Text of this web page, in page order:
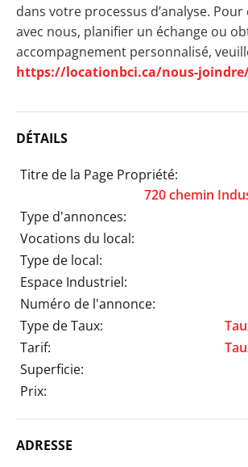
dans votre processus d’analyse.
avec nous, planifier un échange ou
accompagnement personnalisé,
https://locationbci.ca/nous-
DÉTAILS
Titre de la Page Propriété:
720 chemin
Type d'annonces:
Vocations du local:
Type de local:
Espace Industriel:
Numéro de l'annonce:
Type de Taux:
Tarif:
Superficie:
Prix:
ADRESSE